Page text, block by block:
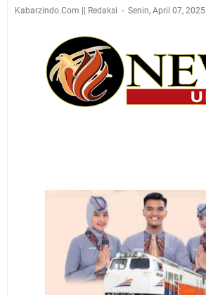
Kabarzindo.Com || Redaksi Senin, April 07, 2025